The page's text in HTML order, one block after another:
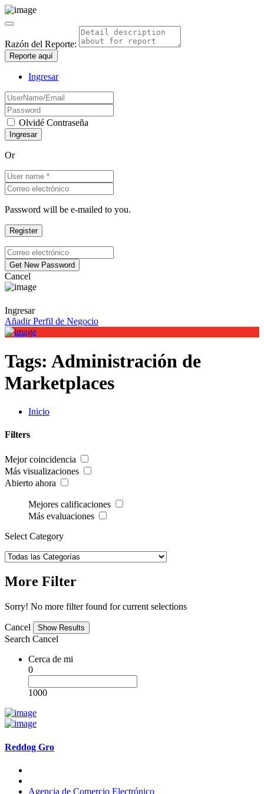
Razón del Reporte:
Reporte aquí
Ingresar
Olvidé Contraseña
Or
Password will be e-mailed to you.
Cancel
Ingresar
Añadir Perfil de Negocio
Tags: Administración de
Marketplaces
Inicio
Filters
Mejor coincidencia
Más visualizaciones
Abierto ahora
Mejores calificaciones
Más evaluaciones
Select Category
More Filter
Sorry! No more filter found for current selections
Cancel
Search Cancel
Cerca de mi
0
1000
Reddog Gro
Agencia de Comercio Electrónico